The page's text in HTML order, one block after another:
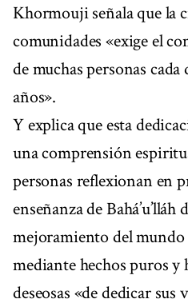
Khormouji señala que la
comunidades «exige el
de muchas personas
años».
Y explica que esta
una comprensión
personas reflexionan en
enseñanza de Bahá’u’lláh
mejoramiento del mundo
mediante hechos puros y
deseosas «de dedicar